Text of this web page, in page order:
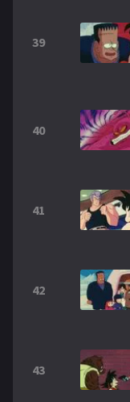
39
40
41
42
43